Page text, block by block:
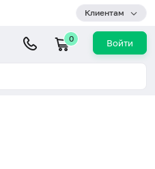
Клиентам
0 Войти